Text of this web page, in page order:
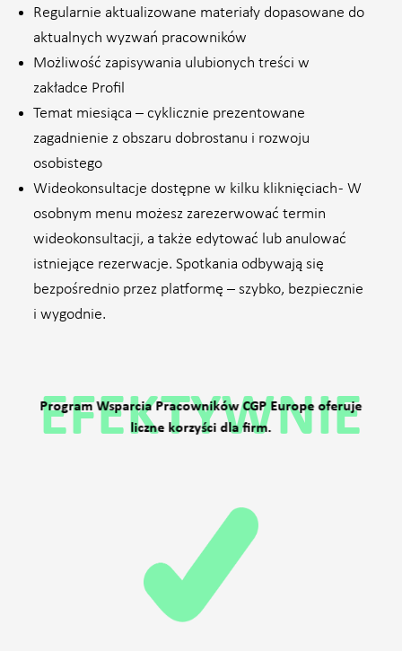
Regularnie aktualizowane materiały dopasowane do
aktualnych wyzwań pracowników
Możliwość zapisywania ulubionych treści w
zakładce Profil
Temat miesiąca – cyklicznie prezentowane
zagadnienie z obszaru dobrostanu i rozwoju
osobistego
Wideokonsultacje dostępne w kilku kliknięciach - W
osobnym menu możesz zarezerwować termin
wideokonsultacji, a także edytować lub anulować
istniejące rezerwacje. Spotkania odbywają się
bezpośrednio przez platformę – szybko, bezpiecznie
i wygodnie.
EFEKTYWNIE
Program Wsparcia Pracowników CGP Europe oferuje
liczne korzyści dla firm.